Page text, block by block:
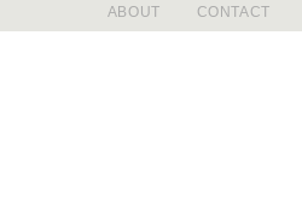
ABOUT CONTACT